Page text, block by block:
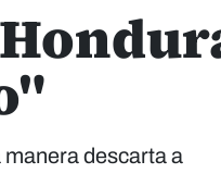
manera descarta a